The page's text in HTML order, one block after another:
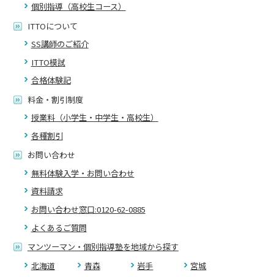
個別指導（高校生コース）
ITTOについて
SS講師のご紹介
ITTO模試
合格体験記
料金・割引制度
授業料（小学生・中学生・高校生）
各種割引
お問い合わせ
無料体験入学・お問い合わせ
資料請求
お問い合わせ窓口:0120-62-0885
よくあるご質問
マンツーマン・個別指導塾を地域から探す
北海道
青森 岩手
宮城